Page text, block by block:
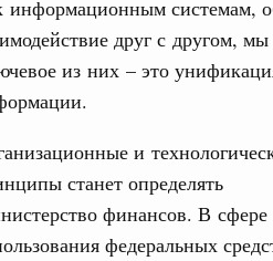
системам,
друг с другом,
из них – это
и
станет определять
финансов. В сфере
федеральных
промышленной политики
заседание
Более 130
построено под